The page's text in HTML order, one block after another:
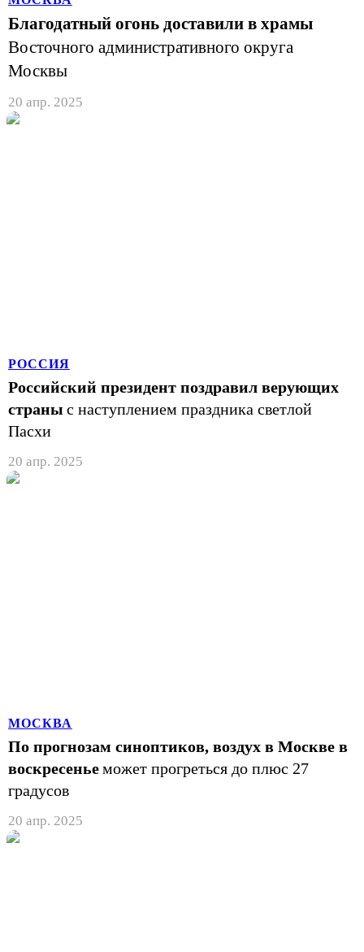
Благодатный огонь доставили в храмы
Восточного административного округа
Москвы
20 апр. 2025
РОССИЯ
Российский президент поздравил верующих
страны с наступлением праздника светлой
Пасхи
20 апр. 2025
МОСКВА
По прогнозам синоптиков, воздух в Москве в
воскресеньеможет прогреться до плюс 27
градусов
20 апр. 2025